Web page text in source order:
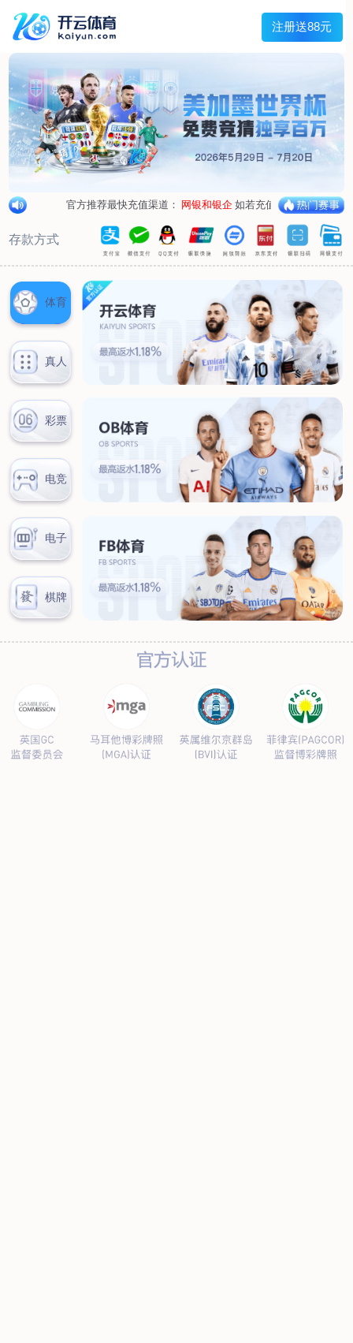
Menu
网站首页
关于我们
产品中心
荣誉资质
厂区设备
人才招聘
新闻中心
销售网点